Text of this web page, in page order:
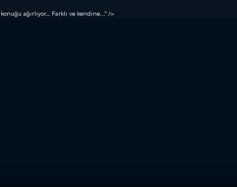
ağırlıyor… Farklı ve kendine..." />